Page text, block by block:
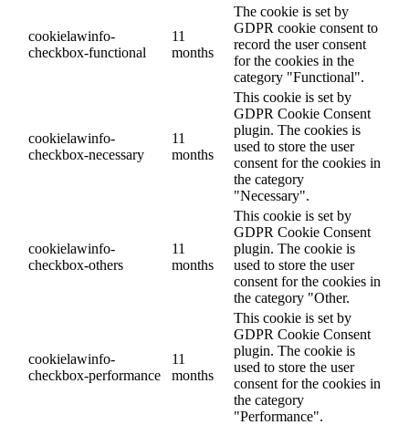
cookielawinfo-
checkbox-functional
11
months
The cookie is set by
GDPR cookie consent to
record the user consent
for the cookies in the
category "Functional".
cookielawinfo-
checkbox-necessary
11
months
This cookie is set by
GDPR Cookie Consent
plugin. The cookies is
used to store the user
consent for the cookies in
the category
"Necessary".
cookielawinfo-
checkbox-others
11
months
This cookie is set by
GDPR Cookie Consent
plugin. The cookie is
used to store the user
consent for the cookies in
the category "Other.
cookielawinfo-
checkbox-performance
11
months
This cookie is set by
GDPR Cookie Consent
plugin. The cookie is
used to store the user
consent for the cookies in
the category
"Performance".